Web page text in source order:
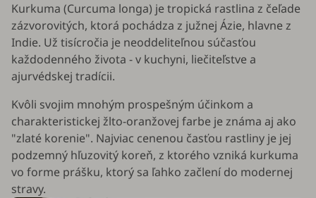
Kurkuma (Curcuma longa) je tropická rastlina z čeľade
zázvorovitých, ktorá pochádza z južnej Ázie, hlavne z
Indie. Už tisícročia je neoddeliteľnou súčasťou
každodenného života - v kuchyni, liečiteľstve a
ajurvédskej tradícii.
Kvôli svojim mnohým prospešným účinkom a
charakteristickej žlto-oranžovej farbe je známa aj ako
"zlaté korenie". Najviac cenenou časťou rastliny je jej
podzemný hľuzovitý koreň, z ktorého vzniká kurkuma
vo forme prášku, ktorý sa ľahko začlení do modernej
stravy.